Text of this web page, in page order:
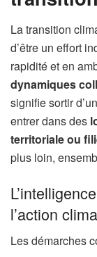
La transition
d’être un effort
rapidité et en
dynamiques
signifie sortir
entrer dans des
territoriale ou
plus loin,
l’action
Les démarches